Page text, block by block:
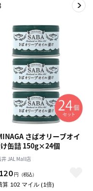
さばオリーブオイ
缶詰 150g×24個
井 JAL Mall店
円 （税込）
算 102 マイル (1倍)